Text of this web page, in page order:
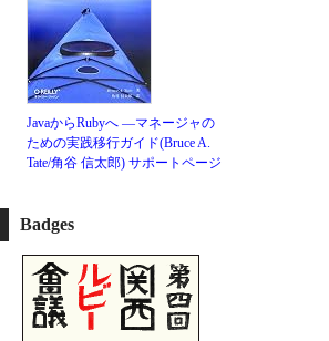
JavaからRubyへ ―マネージャの
ための実践移行ガイド(Bruce A.
Tate/角谷 信太郎) サポートページ
Badges